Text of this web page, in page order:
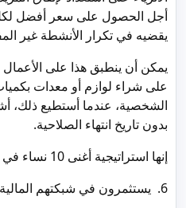
أجل الحصول على سعر أفضل
يقضيه في تكرار الأنشطة غير
يمكن أن ينطبق هذا على الأعمال
على شراء لوازم أو معدات
الشخصية، عندما أستطيع ذلك،
بدون تاريخ انتهاء الصلاحية.
إنها استراتيجية أغنى 10 نساء في العالم.
6. يستثمرون في شبكتهم المالية